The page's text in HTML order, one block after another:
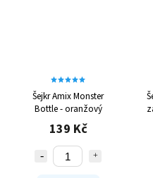
Šejkr Amix Monster
Bottle - oranžový
139 Kč